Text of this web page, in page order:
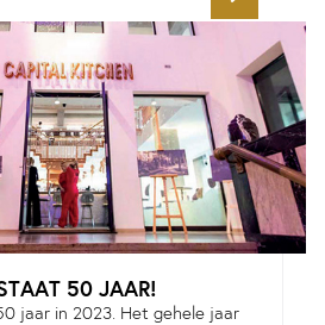
50 JAAR!
jaar in 2023. Het gehele jaar